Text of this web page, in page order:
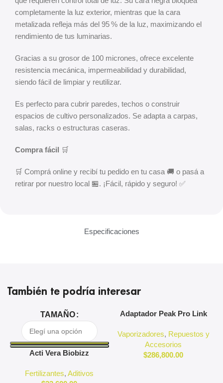
Especificaciones
completamente la luz exterior, mientras que la cara
metalizada refleja más del 95 % de la luz, maximizando el
rendimiento de tus luminarias.
Gracias a su grosor de 100 micrones, ofrece excelente
resistencia mecánica, impermeabilidad y durabilidad,
siendo fácil de limpiar y reutilizar.
Es perfecto para cubrir paredes, techos o construir
espacios de cultivo personalizados. Se adapta a carpas,
salas, racks o estructuras caseras.
Compra fácil 🛒
🛒 Comprá online y recibí tu pedido en tu casa 🚚 o pasá a
retirar por nuestro local 🏪. ¡Fácil, rápido y seguro! ✅
También te podría interesar
TAMAÑO
Acti Vera Biobizz
Fertilizantes,Aditivos
Adaptador Peak Pro Link
Vaporizadores, Repuestos y
Accesorios
$286,800.00